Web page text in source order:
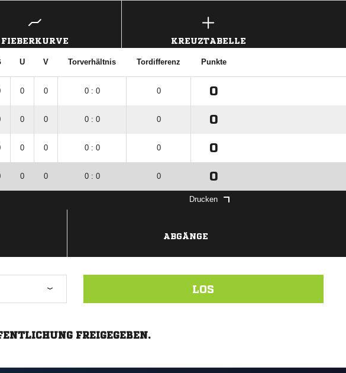
FIEBERKURVE KREUZTABELLE
U V Torverhältnis Tordifferenz Punkte
0 0 0 : 0 0 0
0 0 0 : 0 0 0
0 0 0 : 0 0 0
0 0 0 : 0 0 0
Drucken
ABGÄNGE
LOS
FREIGEGEBEN.